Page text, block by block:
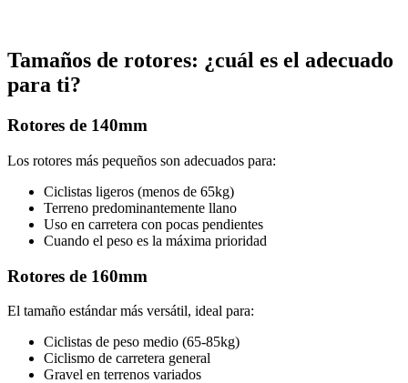
Tamaños de rotores: ¿cuál es el adecuado
para ti?
Rotores de 140mm
Los rotores más pequeños son adecuados para:
Ciclistas ligeros (menos de 65kg)
Terreno predominantemente llano
Uso en carretera con pocas pendientes
Cuando el peso es la máxima prioridad
Rotores de 160mm
El tamaño estándar más versátil, ideal para:
Ciclistas de peso medio (65-85kg)
Ciclismo de carretera general
Gravel en terrenos variados